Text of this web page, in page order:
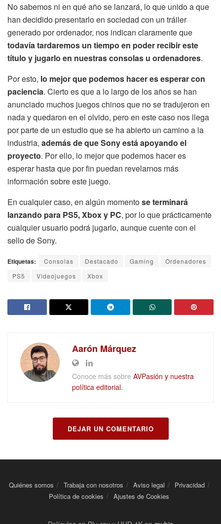
No sabemos ni en qué año se lanzará, lo que unido a que
han decidido presentarlo en sociedad con un tráiler
generado por ordenador, nos indican claramente que
todavía tardaremos un tiempo en poder recibir este
título y jugarlo en nuestras consolas u ordenadores.
Por esto, lo mejor que podemos hacer es esperar con
paciencia. Cierto es que a lo largo de los años se han
anunciado muchos juegos chinos que no se tradujeron en
nada y quedaron en el olvido, pero en este caso nos llega
por parte de un estudio que se ha abierto un camino a la
industria, además de que Sony está apoyando el
proyecto. Por ello, lo mejor que podemos hacer es
esperar hasta que por fin puedan revelarnos más
información sobre este juego.
En cualquier caso, en algún momentose terminará
lanzando para PS5, Xbox y PC, por lo que prácticamente
cualquier usuario podrá jugarlo, aunque cuente con el
sello de Sony.
Etiquetas: Consolas Destacado Gaming
Ordenadores
PS5
Videojuegos Xbox
Aarón Márquez
Conoce más sobre AVPasión y nuestra
política editorial.
DEJAR UN COMENTARIO
Quiénes somos Trabaja con nosotros Aviso legal
Privacidad
Política de cookies
Ajustes de Cookies